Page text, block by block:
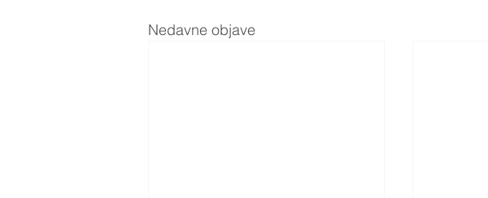
Nedavne objave